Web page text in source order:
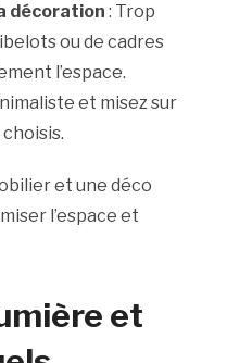
décoration : Trop
ou de cadres
l’espace.
et misez sur
et une déco
l’espace et
et